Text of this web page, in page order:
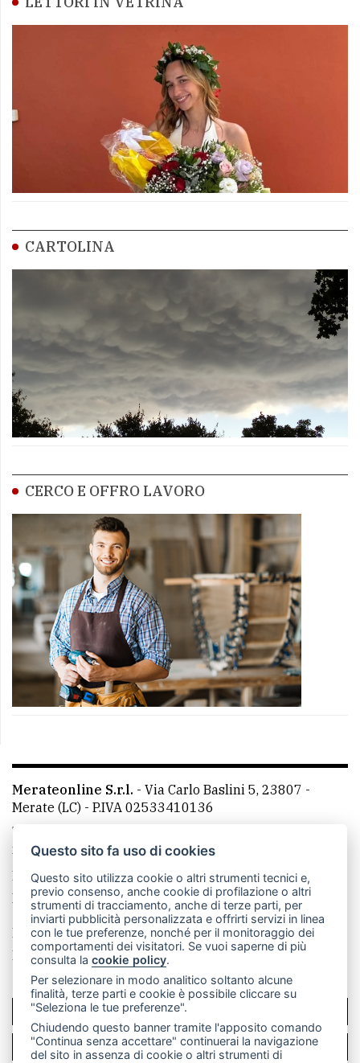
CARTOLINA
CERCO E OFFRO LAVORO
Merateonline S.r.l. - Via Carlo Baslini 5, 23807 -
Merate (LC) - P.IVA 02533410136
Telefono:
mail: redazione@merateonline.it
La redazione
CasateOnline LeccoOnline
RSS
Made by VIP
Privacy policy
Cookie policy
Rivedi le tue scelte sui cookie
SCRIVICI
PER LA TUA PUBBLICITÀ
Questo sito fa uso di cookies
Questo sito utilizza cookie o altri strumenti tecnici e,
previo consenso, anche cookie di profilazione o altri
strumenti di tracciamento, anche di terze parti, per
inviarti pubblicità personalizzata e offrirti servizi in linea
con le tue preferenze, nonché per il monitoraggio dei
comportamenti dei visitatori. Se vuoi saperne di più
consulta lacookie policy.
Per selezionare in modo analitico soltanto alcune
finalità, terze parti e cookie è possibile cliccare su
"Seleziona le tue preferenze".
Chiudendo questo banner tramite l'apposito comando
"Continua senza accettare" continuerai la navigazione
del sito in assenza di cookie o altri strumenti di